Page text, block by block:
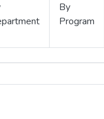
By
Program